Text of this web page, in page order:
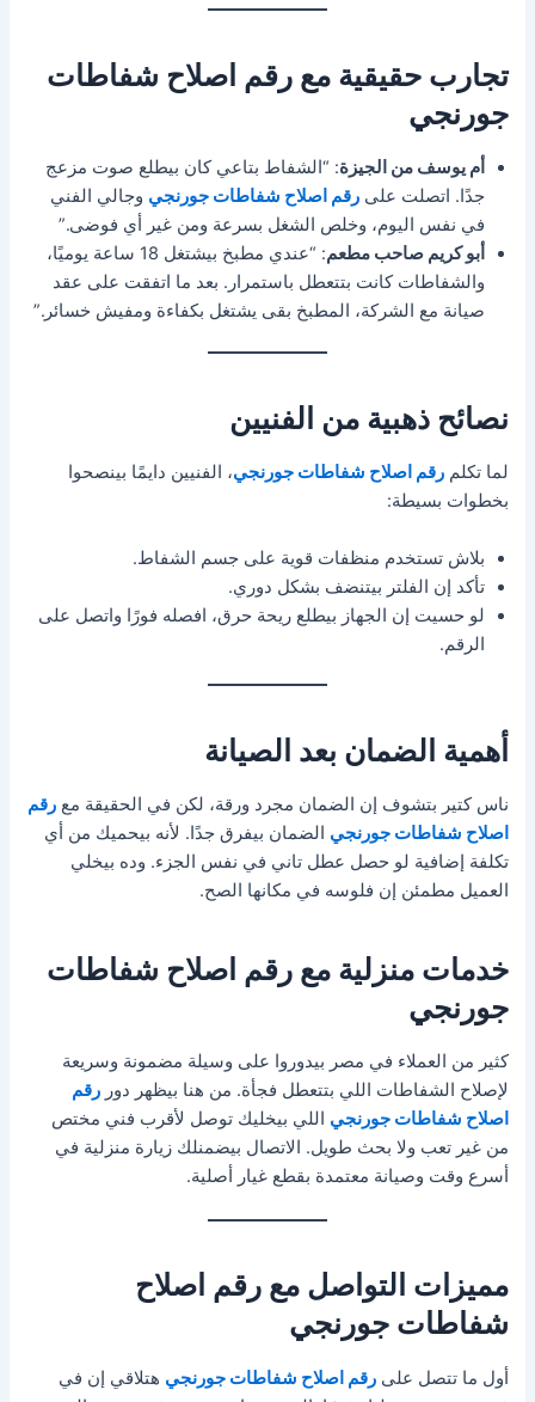
تجارب حقيقية مع رقم اصلاح شفاطات
جورنجي
أم يوسف من الجيزة: “الشفاط بتاعي كان بيطلع صوت مزعج
جدًا. اتصلت علىرقم اصلاح شفاطات جورنجي وجالي الفني
في نفس اليوم، وخلص الشغل بسرعة ومن غير أي فوضى.”
أبو كريم صاحب مطعم
: “عندي مطبخ بيشتغل 18 ساعة يوميًا،
والشفاطات كانت بتتعطل باستمرار. بعد ما اتفقت على عقد
صيانة مع الشركة، المطبخ بقى يشتغل بكفاءة ومفيش خسائر.”
نصائح ذهبية من الفنيين
لما تكلمرقم اصلاح شفاطات جورنجي، الفنيين دايمًا بينصحوا
بخطوات بسيطة:
بلاش تستخدم منظفات قوية على جسم الشفاط.
تأكد إن الفلتر بيتنضف بشكل دوري.
لو حسيت إن الجهاز بيطلع ريحة حرق، افصله فورًا واتصل على
الرقم.
أهمية الضمان بعد الصيانة
ناس كتير بتشوف إن الضمان مجرد ورقة، لكن في الحقيقة معرقم
اصلاح شفاطات جورنجي الضمان بيفرق جدًا. لأنه بيحميك من أي
تكلفة إضافية لو حصل عطل تاني في نفس الجزء. وده بيخلي
العميل مطمئن إن فلوسه في مكانها الصح.
خدمات منزلية مع رقم اصلاح شفاطات
جورنجي
كثير من العملاء في مصر بيدوروا على وسيلة مضمونة وسريعة
لإصلاح الشفاطات اللي بتتعطل فجأة. من هنا بيظهر دوررقم
اصلاح شفاطات جورنجي اللي بيخليك توصل لأقرب فني مختص
من غير تعب ولا بحث طويل. الاتصال بيضمنلك زيارة منزلية في
أسرع وقت وصيانة معتمدة بقطع غيار أصلية.
مميزات التواصل مع رقم اصلاح
شفاطات جورنجي
أول ما تتصل علىرقم اصلاح شفاطات جورنجي هتلاقي إن في